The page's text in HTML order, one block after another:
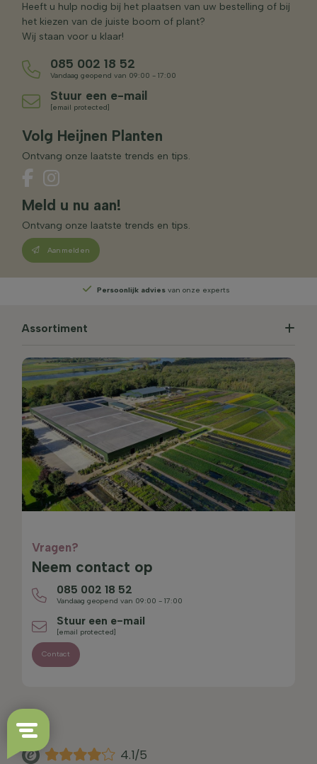
Heeft u hulp nodig bij het plaatsen van uw bestelling of bij
het kiezen van de juiste boom of plant?
Wij staan voor u klaar!
085 002 18 52
Vandaag geopend van 09:00 - 17:00
Stuur een e-mail
[email protected]
Volg Heijnen Planten
Ontvang onze laatste trends en tips.
Meld u nu aan!
Ontvang onze laatste trends en tips.
Aanmelden
Persoonlijk advies van onze experts
Assortiment
Vragen?
Neem contact op
085 002 18 52
Vandaag geopend van 09:00 - 17:00
Stuur een e-mail
[email protected]
Contact
4.1/5